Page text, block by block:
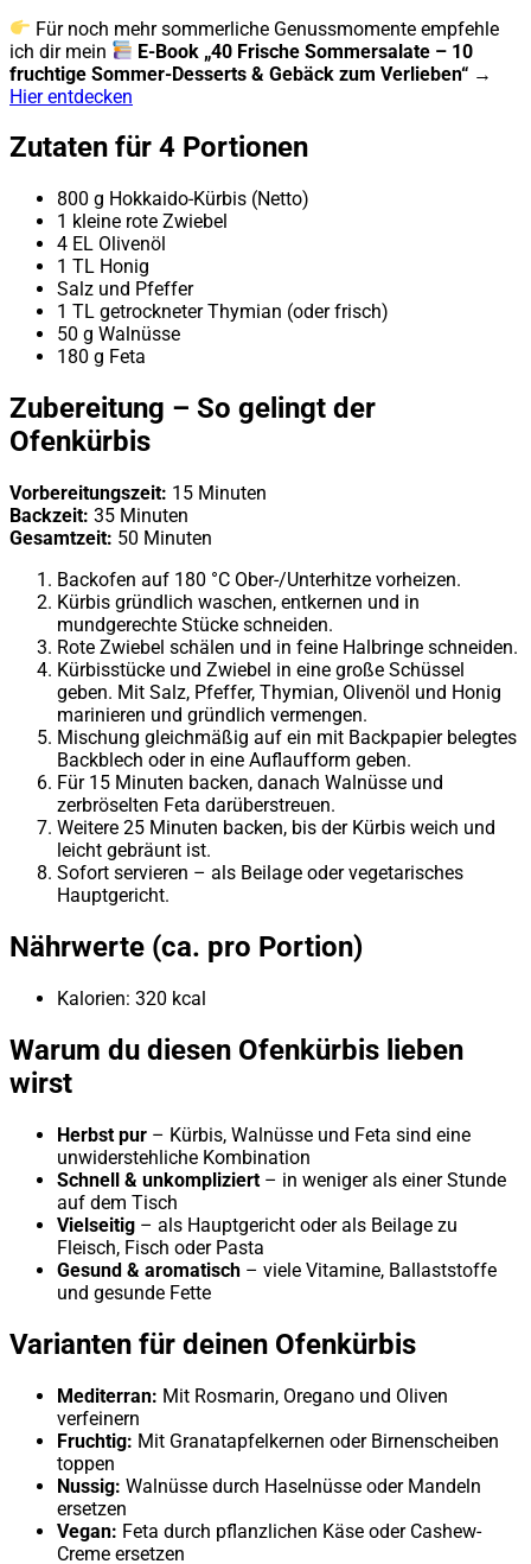
Für noch mehr sommerliche Genussmomente empfehle
ich dir mein
E-Book „40 Frische Sommersalate – 10
fruchtige Sommer-Desserts & Gebäck zum Verlieben“ →
Hier entdecken
Zutaten für 4 Portionen
800 g Hokkaido-Kürbis (Netto)
1 kleine rote Zwiebel
4 EL Olivenöl
1 TL Honig
Salz und Pfeffer
1 TL getrockneter Thymian (oder frisch)
50 g Walnüsse
180 g Feta
Zubereitung – So gelingt der
Ofenkürbis
Vorbereitungszeit: 15 Minuten
Backzeit: 35 Minuten
Gesamtzeit: 50 Minuten
Backofen auf 180 °C Ober-/Unterhitze vorheizen.
Kürbis gründlich waschen, entkernen und in
mundgerechte Stücke schneiden.
Rote Zwiebel schälen und in feine Halbringe schneiden.
Kürbisstücke und Zwiebel in eine große Schüssel
geben. Mit Salz, Pfeffer, Thymian, Olivenöl und Honig
marinieren und gründlich vermengen.
Mischung gleichmäßig auf ein mit Backpapier belegtes
Backblech oder in eine Auflaufform geben.
Für 15 Minuten backen, danach Walnüsse und
zerbröselten Feta darüberstreuen.
Weitere 25 Minuten backen, bis der Kürbis weich und
leicht gebräunt ist.
Sofort servieren – als Beilage oder vegetarisches
Hauptgericht.
Nährwerte (ca. pro Portion)
Kalorien: 320 kcal
Warum du diesen Ofenkürbis lieben
wirst
Herbst pur – Kürbis, Walnüsse und Feta sind eine
unwiderstehliche Kombination
Schnell & unkompliziert – in weniger als einer Stunde
auf dem Tisch
Vielseitig – als Hauptgericht oder als Beilage zu
Fleisch, Fisch oder Pasta
Gesund & aromatisch – viele Vitamine, Ballaststoffe
und gesunde Fette
Varianten für deinen Ofenkürbis
Mediterran: Mit Rosmarin, Oregano und Oliven
verfeinern
Fruchtig: Mit Granatapfelkernen oder Birnenscheiben
toppen
Nussig: Walnüsse durch Haselnüsse oder Mandeln
ersetzen
Vegan: Feta durch pflanzlichen Käse oder Cashew-
Creme ersetzen